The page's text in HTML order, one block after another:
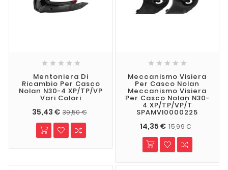
    
Mentoniera Di
Ricambio Per Casco
Nolan N30-4 XP/TP/VP
Vari Colori
35,43 € 39,50 €
    
Meccanismo Visiera
Per Casco Nolan
Meccanismo Visiera
Per Casco Nolan N30-
4 XP/TP/VP/T
SPAMVI0000225
14,35 € 15,99 €